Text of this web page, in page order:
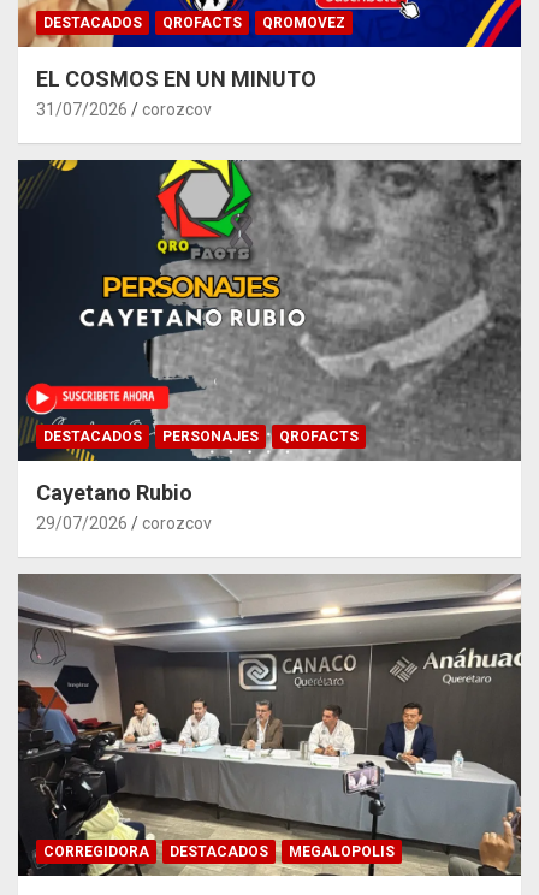
DESTACADOS QROFACTS QROMOVEZ
EL COSMOS EN UN MINUTO
31/07/2026 corozcov
DESTACADOS PERSONAJES QROFACTS
Cayetano Rubio
29/07/2026 corozcov
CORREGIDORA DESTACADOS MEGALOPOLIS